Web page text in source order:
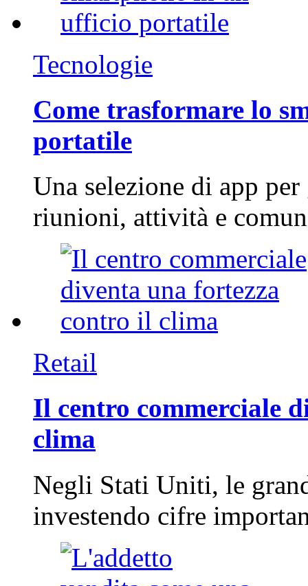
Tecnologie
Come trasformare lo
portatile
Una selezione di app
riunioni, attività e
Retail
Il centro commerciale
clima
Negli Stati Uniti, le
investendo cifre